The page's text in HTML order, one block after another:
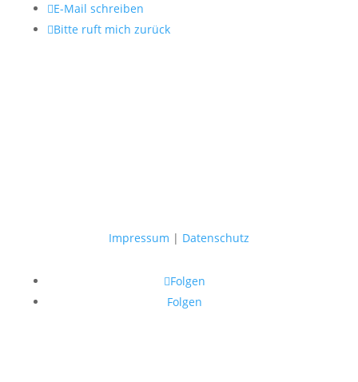
E-Mail schreiben
Bitte ruft mich zurück
Impressum | Datenschutz
Folgen
Folgen